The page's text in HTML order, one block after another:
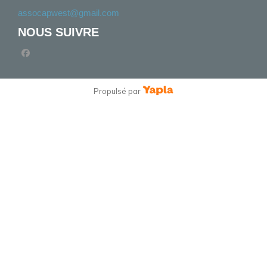
assocapwest@gmail.com
NOUS SUIVRE
facebook
Propulsé par